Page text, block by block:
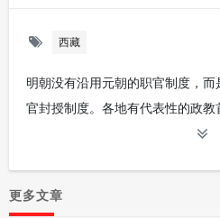
西藏
明朝没有沿用元朝的职官制度，
官封授制度。各地有代表性的政
同的名号，颁给他们印章和封浩
的划置方式。在元代乌思藏宣慰司
更多文章